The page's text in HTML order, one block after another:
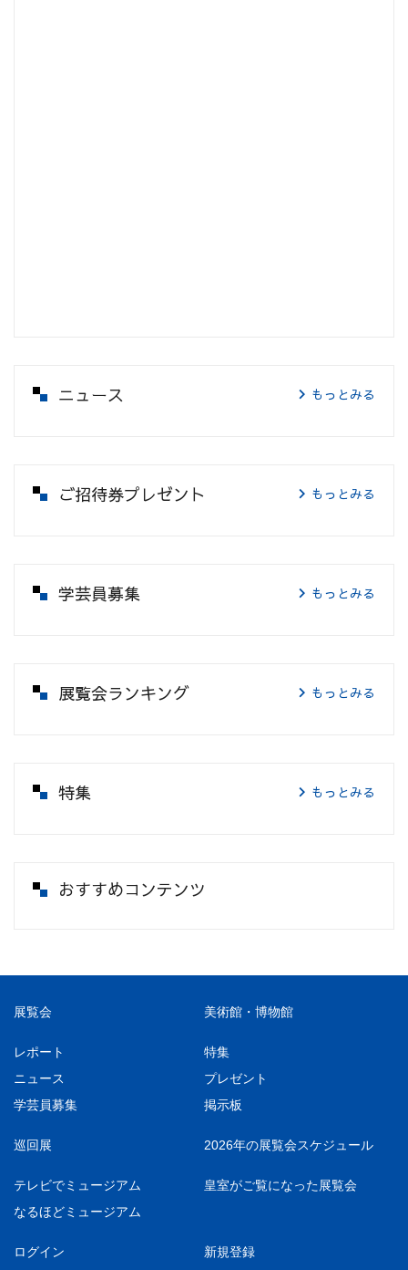
ニュース もっとみる
ご招待券プレゼント もっとみる
学芸員募集 もっとみる
展覧会ランキング もっとみる
特集 もっとみる
おすすめコンテンツ
展覧会 美術館・博物館
レポート
特集
ニュース
プレゼント
学芸員募集
掲示板
巡回展 2026年の展覧会スケジュール
テレビでミュージアム
皇室がご覧になった展覧会
なるほどミュージアム
ログイン
新規登録